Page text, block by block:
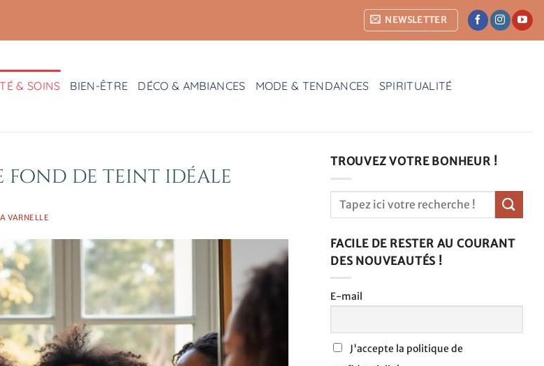
NEWSLETTER
& SOINS BIEN-ÊTRE DÉCO & AMBIANCES MODE & TENDANCES SPIRITUALITÉ
fond de teint idéale
VARNELLE
TROUVEZ VOTRE BONHEUR !
FACILE DE RESTER AU COURANT
DES NOUVEAUTÉS !
E-mail
J'accepte la politique de